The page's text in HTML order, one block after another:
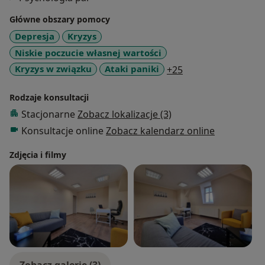
Główne obszary pomocy
Depresja
Kryzys
Niskie poczucie własnej wartości
Kryzys w związku
Ataki paniki +25
Rodzaje konsultacji
Stacjonarne Zobacz lokalizacje (3)
Konsultacje online Zobacz kalendarz online
Zdjęcia i filmy